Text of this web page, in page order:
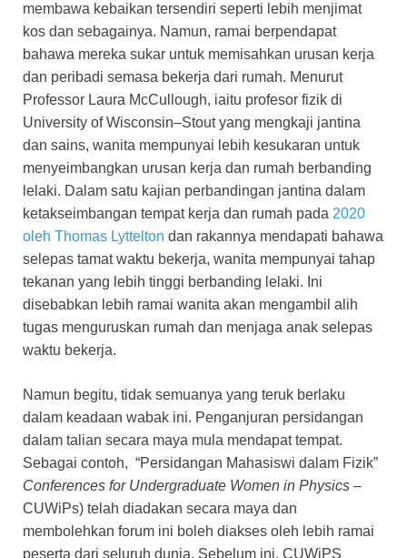
membawa kebaikan tersendiri seperti lebih menjimat
kos dan sebagainya. Namun, ramai berpendapat
bahawa mereka sukar untuk memisahkan urusan kerja
dan peribadi semasa bekerja dari rumah. Menurut
Professor Laura McCullough, iaitu profesor fizik di
University of Wisconsin–Stout yang mengkaji jantina
dan sains, wanita mempunyai lebih kesukaran untuk
menyeimbangkan urusan kerja dan rumah berbanding
lelaki. Dalam satu kajian perbandingan jantina dalam
ketakseimbangan tempat kerja dan rumah pada 2020
oleh Thomas Lyttelton dan rakannya mendapati bahawa
selepas tamat waktu bekerja, wanita mempunyai tahap
tekanan yang lebih tinggi berbanding lelaki. Ini
disebabkan lebih ramai wanita akan mengambil alih
tugas menguruskan rumah dan menjaga anak selepas
waktu bekerja.
Namun begitu, tidak semuanya yang teruk berlaku
dalam keadaan wabak ini. Penganjuran persidangan
dalam talian secara maya mula mendapat tempat.
Sebagai contoh, “Persidangan Mahasiswi dalam Fizik”
Conferences for Undergraduate Women in Physics –
CUWiPs) telah diadakan secara maya dan
membolehkan forum ini boleh diakses oleh lebih ramai
peserta dari seluruh dunia. Sebelum ini, CUWiPS